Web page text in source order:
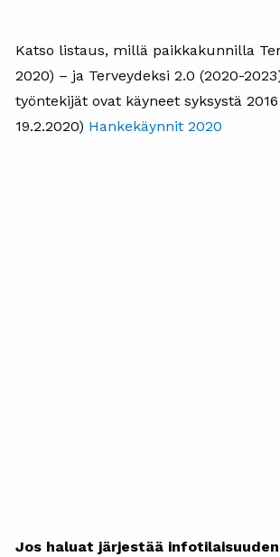
Katso listaus, millä paikkakunnilla
2020) – ja Terveydeksi 2.0 (2020-
työntekijät ovat käyneet syksystä
19.2.2020) Hankekäynnit 2020
Jos haluat järjestää